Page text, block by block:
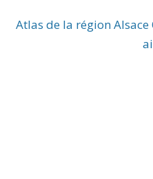
Atlas de la région